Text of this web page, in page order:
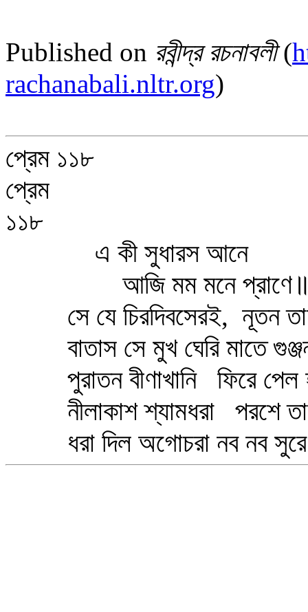
Published on রবীন্দ্র রচনাবলী(
rachanabali.nltr.org)
প্রেম ১১৮
প্রেম
১১৮
এ কী সুধারস আনে
আজি মম মনে
সে যে চিরদিবসেরই, নূতন
বাতাস সে মুখ ঘেরি মাতে
পুরাতন বীণাখানি ফিরে পেল
নীলাকাশ শ্যামধরা পরশে
ধরা দিল অগোচরা নব নব সুরে